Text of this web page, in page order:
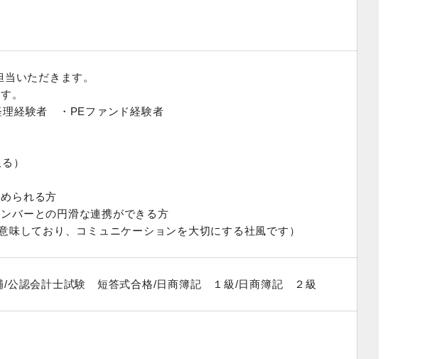
いただきます。
。
経験者 ・PEファンド経験者
）
られる方
バーとの円滑な連携ができる方
味しており、コミュニケーションを大切にする社風です）
/公認会計士試験 短答式合格/日商簿記 １級/日商簿記 ２級